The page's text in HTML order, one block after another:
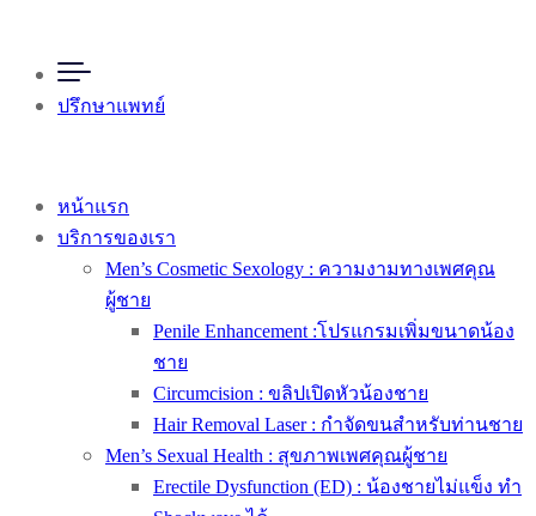
ปรึกษาแพทย์
หน้าแรก
บริการของเรา
Men’s Cosmetic Sexology : ความงามทางเพศคุณ
ผู้ชาย
Penile Enhancement :โปรแกรมเพิ่มขนาดน้อง
ชาย
Circumcision : ขลิปเปิดหัวน้องชาย
Hair Removal Laser : กำจัดขนสำหรับท่านชาย
Men’s Sexual Health : สุขภาพเพศคุณผู้ชาย
Erectile Dysfunction (ED) : น้องชายไม่แข็ง ทำ